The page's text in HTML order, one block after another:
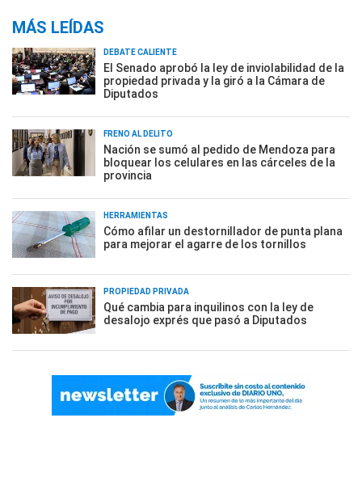
MÁS LEÍDAS
DEBATE CALIENTE
El Senado aprobó la ley de inviolabilidad de la
propiedad privada y la giró a la Cámara de
Diputados
FRENO AL DELITO
Nación se sumó al pedido de Mendoza para
bloquear los celulares en las cárceles de la
provincia
HERRAMIENTAS
Cómo afilar un destornillador de punta plana
para mejorar el agarre de los tornillos
PROPIEDAD PRIVADA
Qué cambia para inquilinos con la ley de
desalojo exprés que pasó a Diputados